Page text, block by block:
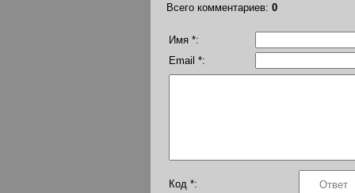
Всего комментариев: 0
Имя *:
Email *:
Код *: